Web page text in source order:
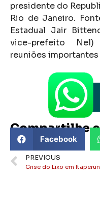
presidente do
Rio de Janeiro.
Estadual Jair
vice-prefeito
reuniões
Compartilhe
Facebook
PREVIOUS